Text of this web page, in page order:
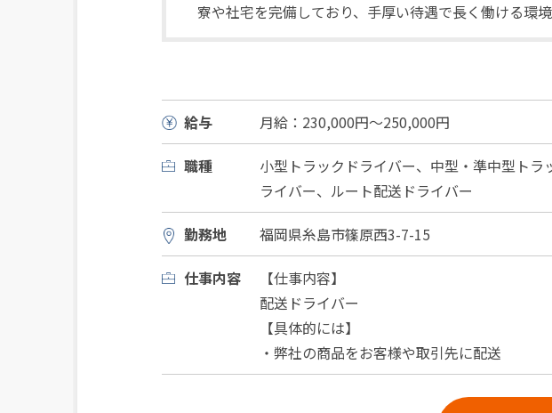
寮や社宅を完備しており、手厚い待遇で長く働ける環
給与 月給：230,000円〜250,000円
職種
小型トラックドライバー、中型・準中型トラ
ライバー、ルート配送ドライバー
勤務地 福岡県糸島市篠原西3-7-15
仕事内容
【仕事内容】
配送ドライバー
【具体的には】
・弊社の商品をお客様や取引先に配送